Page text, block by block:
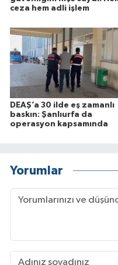
ceza hem adli işlem
DEAŞ’a 30 ilde eş zamanlı
baskın: Şanlıurfa da
operasyon kapsamında
Yorumlar